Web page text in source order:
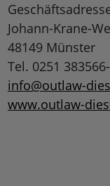
Johann-Krane-
48149 Münster
Tel. 0251
info@outlaw-
www.outlaw-